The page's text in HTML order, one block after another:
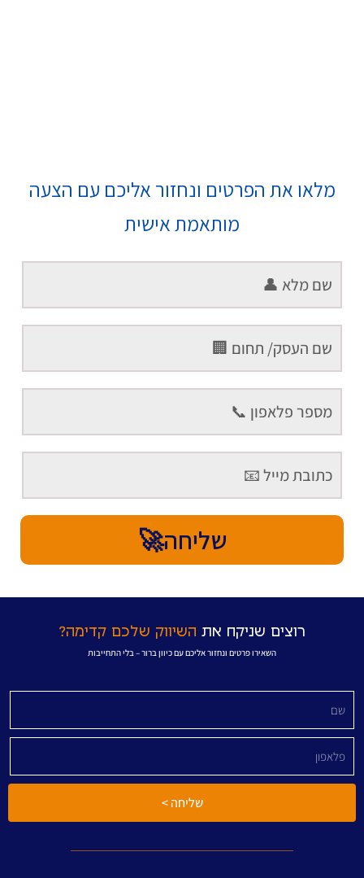
מלאו את הפרטים ונחזור אליכם עם הצעה
מותאמת אישית
שליחה🚀
רוצים שניקח את השיווק שלכם קדימה?
השאירו פרטים ונחזור אליכם עם כיוון ברור – בלי התחייבות
שליחה >